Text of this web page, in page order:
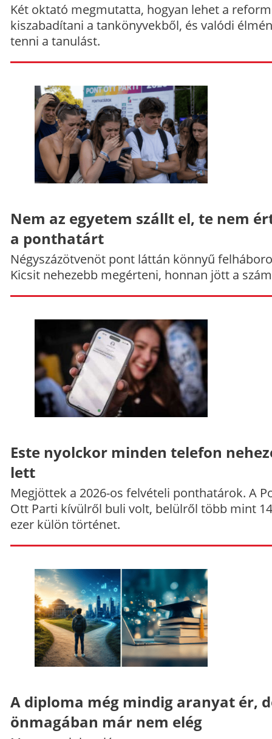
Két oktató megmutatta, hogyan lehet a
kiszabadítani a tankönyvekből, és valódi
tenni a tanulást.
Nem az egyetem szállt el, te nem
a ponthatárt
Négyszázötvenöt pont láttán könnyű
Kicsit nehezebb megérteni, honnan jött a
Este nyolckor minden telefon
lett
Megjöttek a 2026-os felvételi ponthatárok. A
Ott Parti kívülről buli volt, belülről több mint
ezer külön történet.
A diploma még mindig aranyat ér,
önmagában már nem elég